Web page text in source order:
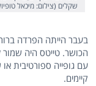
שקלים (צילום: מיכאל
בעבר הייתה הפרדה
הכושר. טייטס היה שמור
עם גופייה ספורטיבית
קיימים.